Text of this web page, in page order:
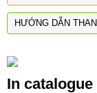
HƯỚNG DẪN
In